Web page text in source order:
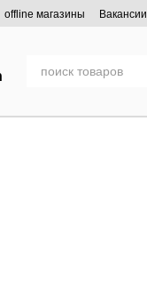
offline магазины
Вакансии